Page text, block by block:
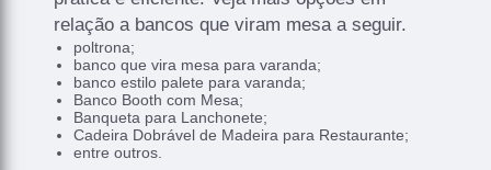
relação a bancos que viram mesa a seguir.
poltrona;
banco que vira mesa para varanda;
banco estilo palete para varanda;
Banco Booth com Mesa;
Banqueta para Lanchonete;
Cadeira Dobrável de Madeira para Restaurante;
entre outros.